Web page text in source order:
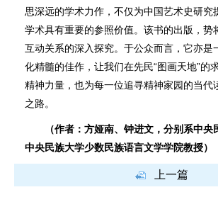
思深远的学术力作，不仅为中国艺术史研
学术具有重要的参照价值。该书的出版，
互动关系的深入探究。于公众而言，它亦
化精髓的佳作，让我们在先民“图画天地”
精神力量，也为每一位追寻精神家园的当代
之路。
（作者：方娅南、钟进文，分别系中央
中央民族大学少数民族语言文学学院教授）
上一篇